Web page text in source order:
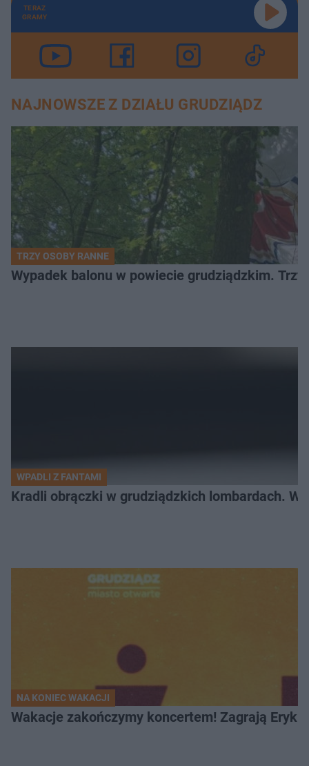
TERAZ
GRAMY
NAJNOWSZE Z DZIAŁU GRUDZIĄDZ
TRZY OSOBY RANNE
Wypadek balonu w powiecie grudziądzkim.
WPADLI Z FANTAMI
Kradli obrączki w grudziądzkich lombardach.
NA KONIEC WAKACJI
Wakacje zakończymy koncertem! Zagrają Eryk